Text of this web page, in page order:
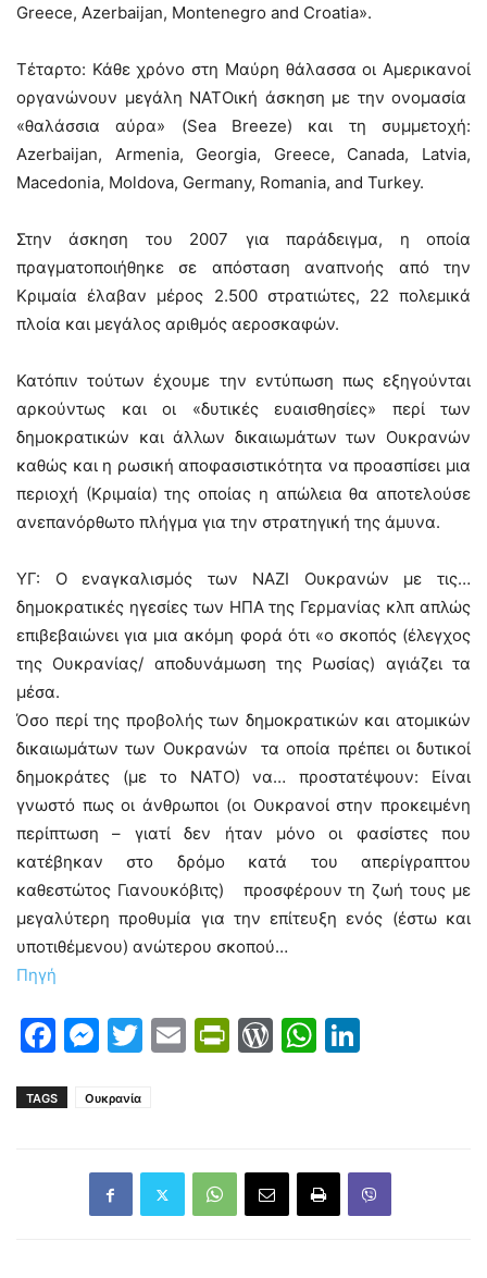
Greece, Azerbaijan, Montenegro and Croatia».
Τέταρτο: Κάθε χρόνο στη Μαύρη θάλασσα οι Αμερικανοί
οργανώνουν μεγάλη ΝΑΤΟική άσκηση με την ονομασία
«θαλάσσια αύρα» (Sea Breeze) και τη συμμετοχή:
Azerbaijan, Armenia, Georgia, Greece, Canada, Latvia,
Macedonia, Moldova, Germany, Romania, and Turkey.
Στην άσκηση του 2007 για παράδειγμα, η οποία
πραγματοποιήθηκε σε απόσταση αναπνοής από την
Κριμαία έλαβαν μέρος 2.500 στρατιώτες, 22 πολεμικά
πλοία και μεγάλος αριθμός αεροσκαφών.
Κατόπιν τούτων έχουμε την εντύπωση πως εξηγούνται
αρκούντως και οι «δυτικές ευαισθησίες» περί των
δημοκρατικών και άλλων δικαιωμάτων των Ουκρανών
καθώς και η ρωσική αποφασιστικότητα να προασπίσει μια
περιοχή (Κριμαία) της οποίας η απώλεια θα αποτελούσε
ανεπανόρθωτο πλήγμα για την στρατηγική της άμυνα.
ΥΓ: Ο εναγκαλισμός των ΝΑΖΙ Ουκρανών με τις…
δημοκρατικές ηγεσίες των ΗΠΑ της Γερμανίας κλπ απλώς
επιβεβαιώνει για μια ακόμη φορά ότι «ο σκοπός (έλεγχος
της Ουκρανίας/ αποδυνάμωση της Ρωσίας) αγιάζει τα
μέσα.
Όσο περί της προβολής των δημοκρατικών και ατομικών
δικαιωμάτων των Ουκρανών τα οποία πρέπει οι δυτικοί
δημοκράτες (με το ΝΑΤΟ) να… προστατέψουν: Είναι
γνωστό πως οι άνθρωποι (οι Ουκρανοί στην προκειμένη
περίπτωση – γιατί δεν ήταν μόνο οι φασίστες που
κατέβηκαν στο δρόμο κατά του απερίγραπτου
καθεστώτος Γιανουκόβιτς) προσφέρουν τη ζωή τους με
μεγαλύτερη προθυμία για την επίτευξη ενός (έστω και
υποτιθέμενου) ανώτερου σκοπού…
Πηγή
Facebook
Messenger
Twitter
EmailPrintFriendly
WordPress
WhatsApp
TAGS Ουκρανία